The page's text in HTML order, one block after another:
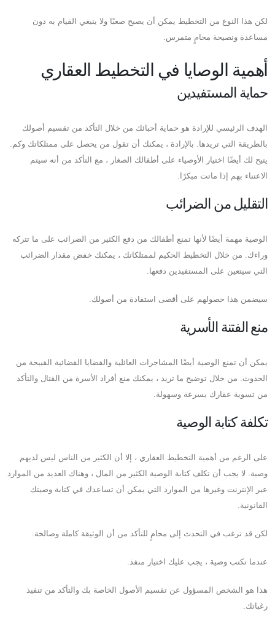
لكن هذا النوع من التخطيط يمكن أن يصبح صعبًا ولا ينبغي القيام به دون
مساعدة ونصيحة محامٍ متمرس.
أهمية الوصايا في التخطيط العقاري
حماية المستفيدين
الهدف الرئيسي للإرادة هو حماية أحبائك من خلال التأكد من تقسيم أصولك
بالطريقة التي تريدها. بالإرادة ، يمكنك أن تقول من يحصل على ممتلكاتك وكم.
يتيح لك أيضًا اختيار الأوصياء على أطفالك الصغار ، مع التأكد من أنه سيتم
الاعتناء بهم إذا ماتت مبكرًا.
التقليل من الضرائب
الوصية مهمة أيضًا لأنها تمنع أطفالك من دفع الكثير من الضرائب على ما تتركه
وراءك. من خلال التخطيط الحكيم لممتلكاتك ، يمكنك خفض مقدار الضرائب
التي سيتعين على المستفيدين دفعها.
سيضمن هذا حصولهم على أقصى استفادة من أصولك.
منع الفتنة الأسرية
يمكن أن تمنع الوصية أيضًا المشاجرات العائلية والقضايا القضائية القبيحة من
الحدوث. من خلال توضيح ما تريد ، يمكنك منع أفراد الأسرة من القتال والتأكد
من تسوية عقارك بسرعة وسهولة.
تكلفة كتابة الوصية
على الرغم من أهمية التخطيط العقاري ، إلا أن الكثير من الناس ليس لديهم
وصية. لا يجب أن تكلف كتابة الوصية الكثير من المال ، وهناك العديد من الموارد
عبر الإنترنت وغيرها من الموارد التي يمكن أن تساعدك في كتابة وصيتك
القانونية.
لكن قد ترغب في التحدث إلى محامٍ للتأكد من أن الوثيقة كاملة وصالحة.
عندما تكتب وصية ، يجب عليك اختيار منفذ.
هذا هو الشخص المسؤول عن تقسيم الأصول الخاصة بك والتأكد من تنفيذ
رغباتك.